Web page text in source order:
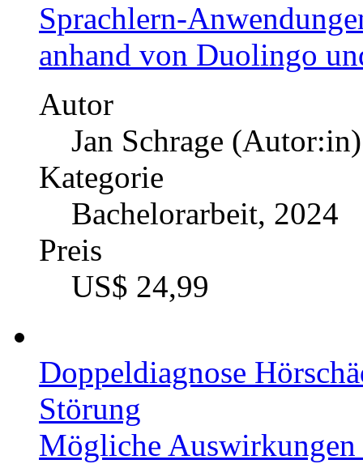
Sprachlern-
anhand von Duolingo
Autor
Jan Schrage (Autor:in)
Kategorie
Bachelorarbeit, 2024
Preis
US$ 24,99
Doppeldiagnose
Störung
Mögliche Auswirkungen